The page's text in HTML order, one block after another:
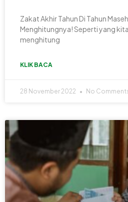
Zakat Akhir Tahun Di Tahun
Menghitungnya! Seperti yang
menghitung
KLIK BACA
28 November 2022 No